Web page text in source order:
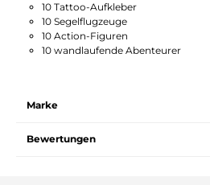
10 Tattoo-Aufkleber
10 Segelflugzeuge
10 Action-Figuren
10 wandlaufende Abenteurer
Marke
Bewertungen